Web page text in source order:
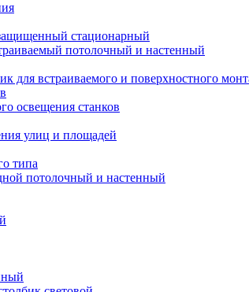
стационарный
потолочный и настенный
для встраиваемого и поверхностного
освещения станков
улиц и площадей
типа
потолочный и настенный